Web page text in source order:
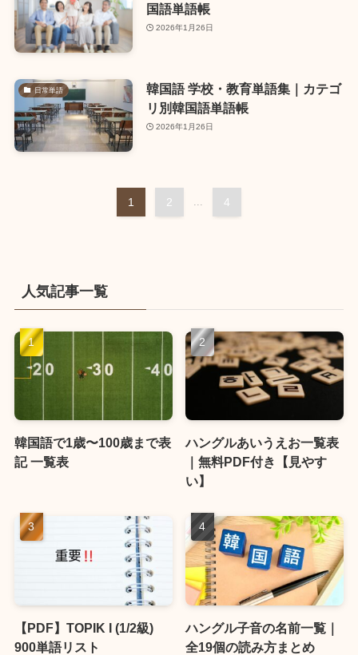
国語単語帳
2026年1月26日
日常単語
韓国語 学校・教育単語集｜カテゴ
リ別韓国語単語帳
2026年1月26日
1 2 ... 4
人気記事一覧
韓国語で1歳〜100歳まで表
記 一覧表
ハングルあいうえお一覧表
｜無料PDF付き【見やす
い】
【PDF】TOPIK I (1/2級)
900単語リスト
ハングル子音の名前一覧｜
全19個の読み方まとめ